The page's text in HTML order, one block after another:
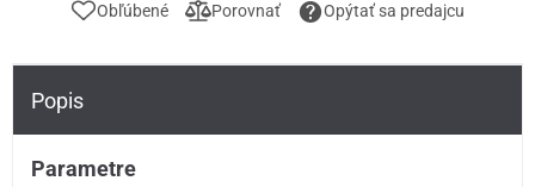
Obľúbené Porovnať Opýtať sa predajcu
Popis
Parametre